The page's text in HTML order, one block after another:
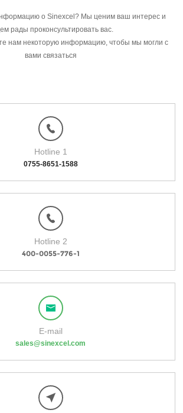
о Sinexcel? Мы ценим ваш интерес и
рады проконсультировать вас.
нам некоторую информацию, чтобы мы могли с
вами связаться
Hotline 1
0755-8651-1588
Hotline 2
400-0055-776-1
E-mail
sales@sinexcel.com